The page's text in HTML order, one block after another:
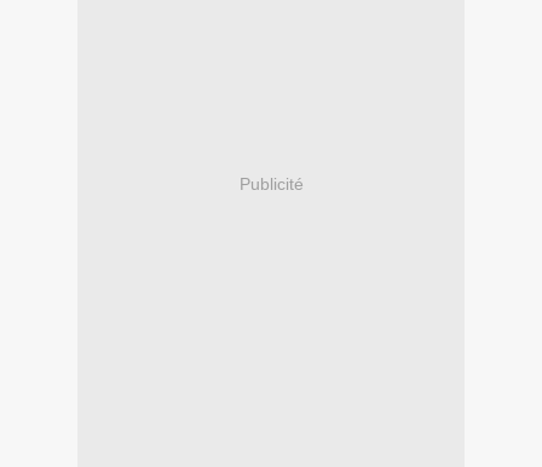
Publicité